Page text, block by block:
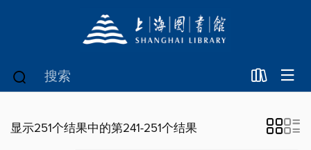
显示251个结果中的第241-251个结果